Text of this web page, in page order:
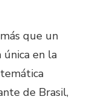
que un
en la
de Brasil,